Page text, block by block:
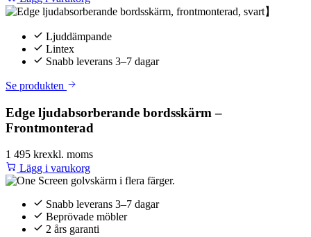
Ljuddämpande
Lintex
Snabb leverans 3–7 dagar
Se produkten
Edge ljudabsorberande bordsskärm –
Frontmonterad
1 495 krexkl. moms
Lägg i varukorg
Snabb leverans 3–7 dagar
Beprövade möbler
2 års garanti